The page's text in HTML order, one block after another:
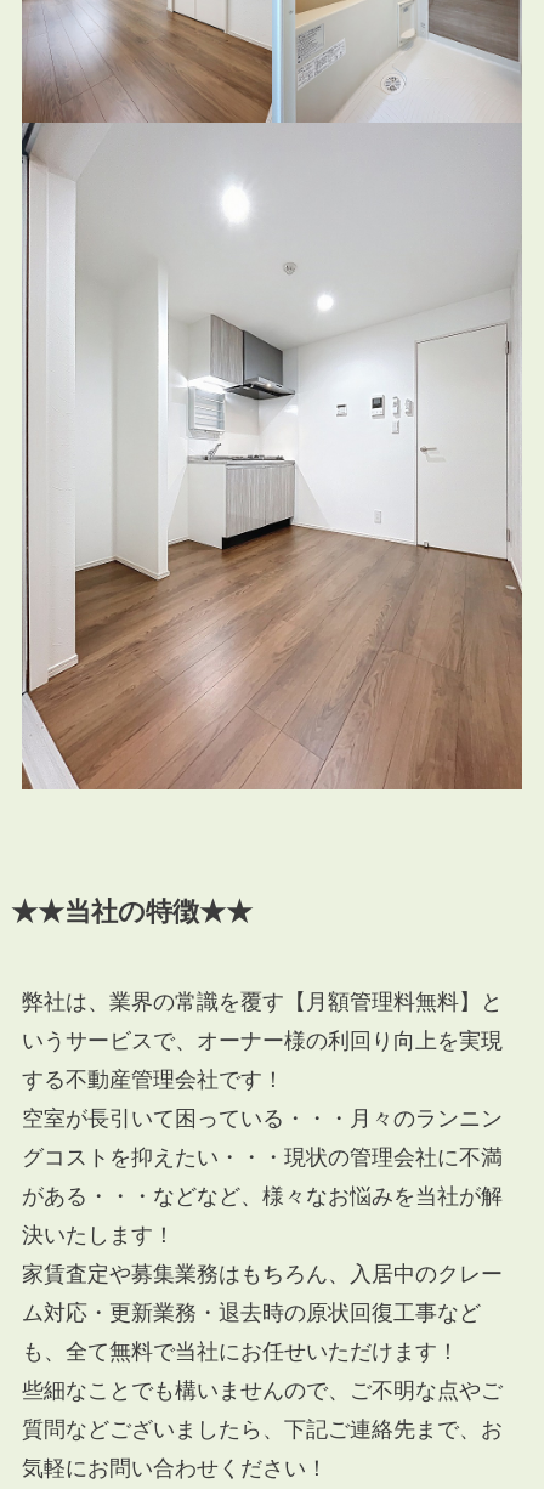
★★当社の特徴★★
弊社は、業界の常識を覆す【月額管理料無料】と
いうサービスで、オーナー様の利回り向上を実現
する不動産管理会社です！
空室が長引いて困っている・・・月々のランニン
グコストを抑えたい・・・現状の管理会社に不満
がある・・・などなど、様々なお悩みを当社が解
決いたします！
家賃査定や募集業務はもちろん、入居中のクレー
ム対応・更新業務・退去時の原状回復工事など
も、全て無料で当社にお任せいただけます！
些細なことでも構いませんので、ご不明な点やご
質問などございましたら、下記ご連絡先まで、お
気軽にお問い合わせください！